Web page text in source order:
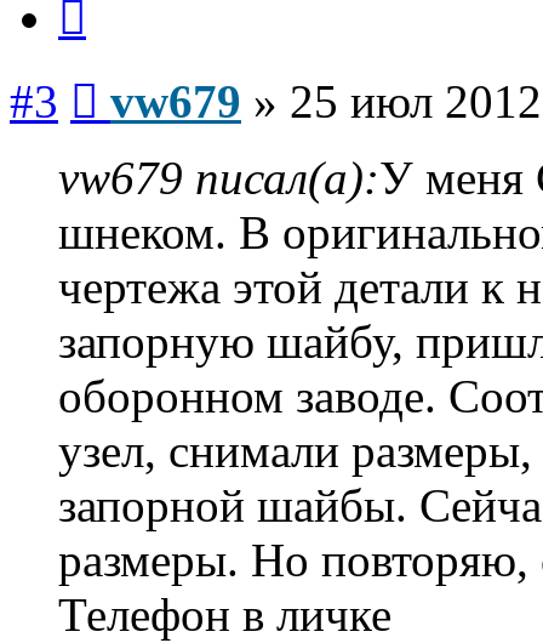
#3 vw679 » 25 июл
vw679 писал(а):У меня
шнеком. В
чертежа этой детали к
запорную шайбу,
оборонном заводе.
узел, снимали
запорной шайбы.
размеры. Но повторяю,
Телефон в личке